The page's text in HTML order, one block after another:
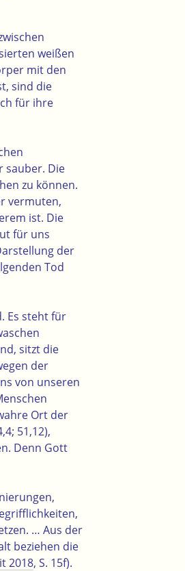
weißen
mit den
sind die
für ihre
sauber. Die
zu können.
vermuten,
ist. Die
für uns
der
Tod
Es steht für
sitzt die
der
von unseren
Ort der
51,12),
Denn Gott
… Aus der
beziehen die
2018, S. 15f).